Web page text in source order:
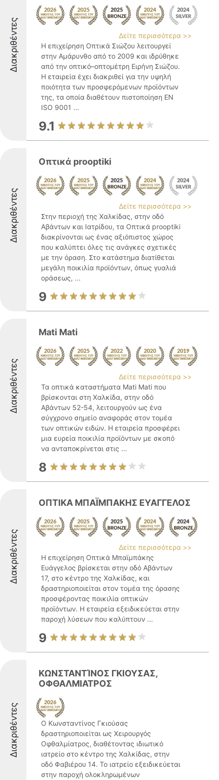
Διακριθέντες
Δείτε περισσότερα >>
Η επιχείρηση Οπτικά Σιώζου λειτουργεί
στην Αμάρυνθο από το 2009 και ιδρύθηκε
από την οπτικό–οπτομέτρη Ειρήνη Σιώζου.
Η εταιρεία έχει διακριθεί για την υψηλή
ποιότητα των προσφερόμενων προϊόντων
της, τα οποία διαθέτουν πιστοποίηση EN
ISO 9001 ...
9.1
Διακριθέντες
Οπτικά prooptiki
Δείτε περισσότερα >>
Στην περιοχή της Χαλκίδας, στην οδό
Αβάντων και Ιατρίδου, τα Οπτικά prooptiki
διακρίνονται ως ένας αξιόπιστος χώρος
που καλύπτει όλες τις ανάγκες σχετικές
με την όραση. Στο κατάστημα διατίθεται
μεγάλη ποικιλία προϊόντων, όπως γυαλιά
οράσεως, ...
9
Διακριθέντες
Mati Mati
Δείτε περισσότερα >>
Τα οπτικά καταστήματα Mati Mati που
βρίσκονται στη Χαλκίδα, στην οδό
Αβάντων 52-54, λειτουργούν ως ένα
σύγχρονο σημείο αναφοράς στον τομέα
των οπτικών ειδών. Η εταιρεία προσφέρει
μια ευρεία ποικιλία προϊόντων με σκοπό
να ανταποκρίνεται στις ...
8
Διακριθέντες
ΟΠΤΙΚΑ ΜΠΑΪΜΠΑΚΗΣ ΕΥΑΓΓΕΛΟΣ
Δείτε περισσότερα >>
Η επιχείρηση Οπτικά Μπαϊμπάκης
Ευάγγελος βρίσκεται στην οδό Αβάντων
17, στο κέντρο της Χαλκίδας, και
δραστηριοποιείται στον τομέα της όρασης
προσφέροντας ποικιλία οπτικών
προϊόντων. Η εταιρεία εξειδικεύεται στην
παροχή λύσεων που καλύπτουν ...
9
Διακριθέντες
ΚΩΝΣΤΑΝΤΊΝΟΣ ΓΚΙΟΥΣΑΣ,
ΟΦΘΑΛΜΙΑΤΡΟΣ
Ο Κωνσταντίνος Γκιούσας
δραστηριοποιείται ως Χειρουργός
Οφθαλμίατρος, διαθέτοντας ιδιωτικό
ιατρείο στο κέντρο της Χαλκίδας, στην
οδό Φαβιέρου 14. Το ιατρείο εξειδικεύεται
στην παροχή ολοκληρωμένων